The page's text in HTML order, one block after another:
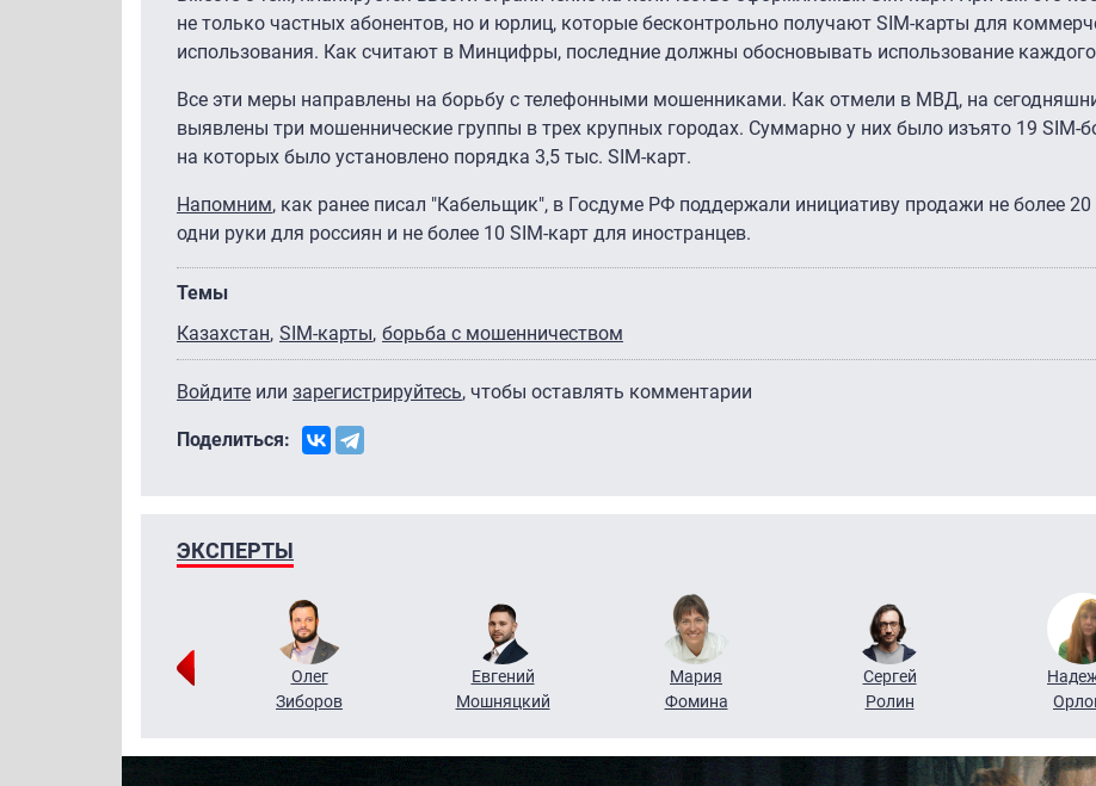
не только частных абонентов, но и юрлиц, которые бесконтрольно получают SIM-карты для
использования. Как считают в Минцифры, последние должны обосновывать использование
Все эти меры направлены на борьбу с телефонными мошенниками. Как отмели в МВД, на
выявлены три мошеннические группы в трех крупных городах. Суммарно у них было изъято 19 SIM-
на которых было установлено порядка 3,5 тыс. SIM-карт.
Напомним, как ранее писал "Кабельщик", в Госдуме РФ поддержали инициативу продажи не более 20
одни руки для россиян и не более 10 SIM-карт для иностранцев.
Темы
Казахстан SIM-карты борьба с мошенничеством
Войдите или зарегистрируйтесь, чтобы оставлять комментарии
Поделиться:
ЭКСПЕРТЫ
Олег
Зиборов
Евгений
Мошняцкий
Мария
Фомина
Сергей
Ролин